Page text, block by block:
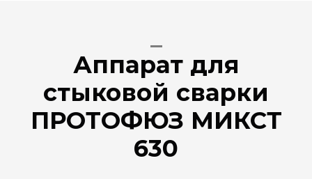
Аппарат для
стыковой сварки
ПРОТОФЮЗ МИКСТ
630